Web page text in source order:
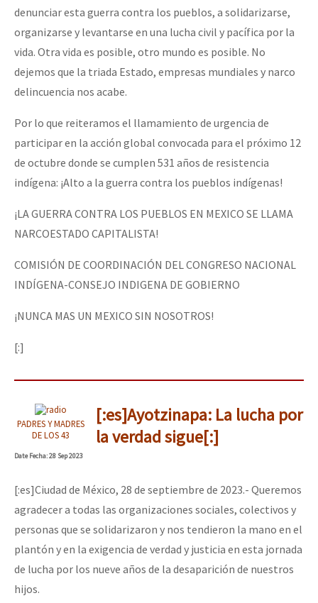
denunciar esta guerra contra los pueblos, a solidarizarse,
organizarse y levantarse en una lucha civil y pacífica por la
vida. Otra vida es posible, otro mundo es posible. No
dejemos que la triada Estado, empresas mundiales y narco
delincuencia nos acabe.
Por lo que reiteramos el llamamiento de urgencia de
participar en la acción global convocada para el próximo 12
de octubre donde se cumplen 531 años de resistencia
indígena: ¡Alto a la guerra contra los pueblos indígenas!
¡LA GUERRA CONTRA LOS PUEBLOS EN MEXICO SE LLAMA
NARCOESTADO CAPITALISTA!
COMISIÓN DE COORDINACIÓN DEL CONGRESO NACIONAL
INDÍGENA-CONSEJO INDIGENA DE GOBIERNO
¡NUNCA MAS UN MEXICO SIN NOSOTROS!
[:]
PADRES Y MADRES
DE LOS 43
[:es]Ayotzinapa: La lucha por
la verdad sigue[:]
DateFecha: 28 Sep 2023
[:es]Ciudad de México, 28 de septiembre de 2023.- Queremos
agradecer a todas las organizaciones sociales, colectivos y
personas que se solidarizaron y nos tendieron la mano en el
plantón y en la exigencia de verdad y justicia en esta jornada
de lucha por los nueve años de la desaparición de nuestros
hijos.